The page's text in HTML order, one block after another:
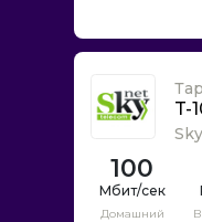
T-
100
Домашний